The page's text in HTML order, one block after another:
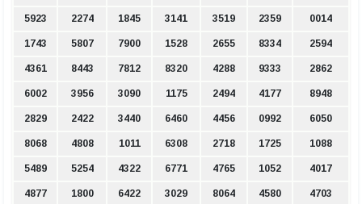
5923 2274 1845 3141 3519 2359 0014
1743 5807 7900 1528 2655 8334 2594
4361 8443 7812 8320 4288 9333 2862
6002 3956 3090 1175 2494 4177 8948
2829 2422 3440 6460 4456 0992 6050
8068 4808 1011 6308 2718 1725 1088
5489 5254 4322 6771 4765 1052 4017
4877 1800 6422 3029 8064 4580 4703